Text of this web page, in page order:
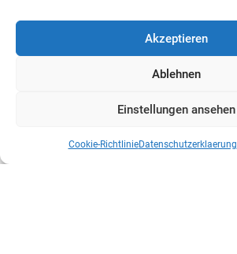
Akzeptieren
Ablehnen
Einstellungen ansehen
Cookie-RichtlinieDatenschutzerklaerung